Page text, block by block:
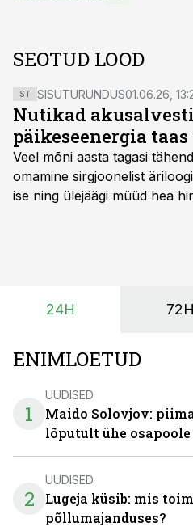
SEOTUD LOOD
ST SISUTURUNDUS01.06.26,
Nutikad
päikeseenergia
Veel mõni aasta tagasi
omamine sirgjoonelist
ise ning ülejäägi müüd hea
põllumajandusettevõtete
24H 72H
ENIMLOETUD
1
UUDISED
Maido Solovjov:
lõputult ühe
2
UUDISED
Lugeja küsib: mis
põllumajanduses?